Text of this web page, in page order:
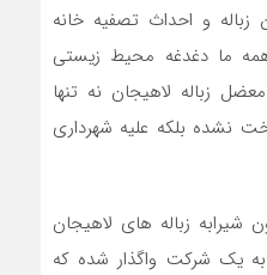
و احداث تصفیه خانه
ما دغدغه محیط زیستی
زباله لاهیجان نه تنها
نشده بلکه علیه شهرداری
شیرابه زباله های لاهیجان
یک شرکت واگذار شده که